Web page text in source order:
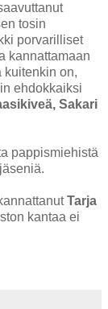
tosin
porvarilliset
kannattamaan
kuitenkin on,
ehdokkaiksi
Sakari
pappismiehistä
Tarja
kantaa ei